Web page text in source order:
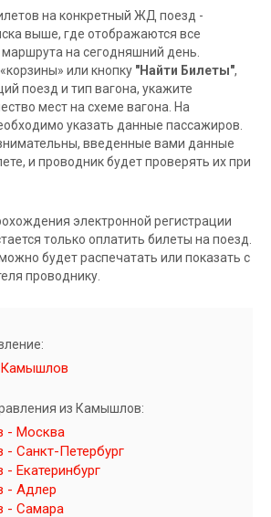
на конкретный ЖД поезд -
выше, где отображаются все
на сегодняшний день.
или кнопку "Найти Билеты",
поезд и тип вагона, укажите
мест на схеме вагона. На
указать данные пассажиров.
введенные вами данные
и проводник будет проверять их при
электронной регистрации
только оплатить билеты на поезд.
будет распечатать или показать с
проводнику.
из Камышлов:
- Москва
Санкт-Петербург
Екатеринбург
- Адлер
- Самара